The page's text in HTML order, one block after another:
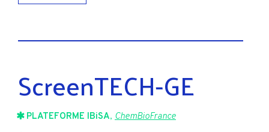
ScreenTECH-GE
PLATEFORME IBiSA, ChemBioFrance